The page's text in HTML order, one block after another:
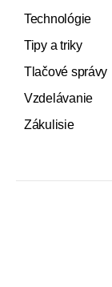
Technológie
Tipy a triky
Tlačové správy
Vzdelávanie
Zákulisie